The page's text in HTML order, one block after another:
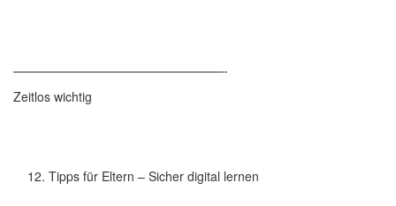
—————————————————-
Zeitlos wichtig
Tipps für Eltern – Sicher digital lernen